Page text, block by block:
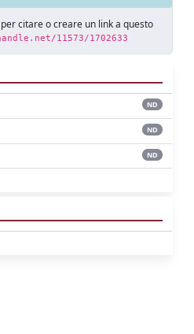
citare o creare un link a questo
11573/1702633
ND
ND
ND